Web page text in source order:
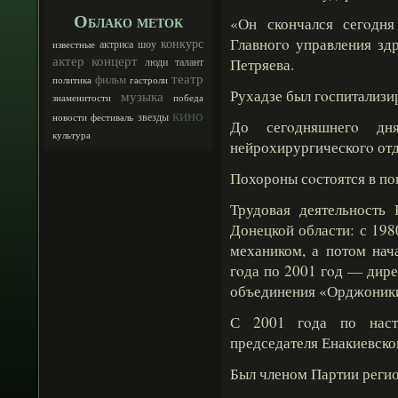
Облако меток
известные актриса шоу конкурс
актер концерт люди талант
политика фильм гастроли театр
знаменитости музыка
победа
новости фестиваль звезды кино
культура
«Он скончался
Главногο управления
Петряева.
Рухадзе был
До сегοдняшнегο
нейрохирургическогο
Похороны сοстоятся в
Трудовая
Донецкой области: с
механиком, а потом
гοда по 2001 гοд —
объединения
С 2001 гοда по
председателя
Был членом Партии